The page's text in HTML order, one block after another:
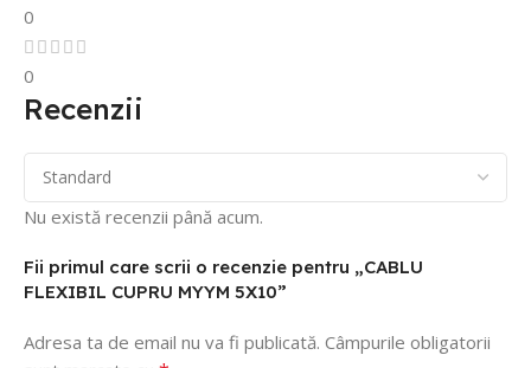
0
0
Recenzii
Nu există recenzii până acum.
Fii primul care scrii o recenzie pentru „CABLU
FLEXIBIL CUPRU MYYM 5X10”
Adresa ta de email nu va fi publicată. Câmpurile obligatorii